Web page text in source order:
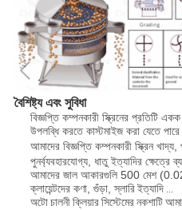
বৈশিষ্ট্য এবং সুবিধা
বিজ্ঞপ্তি কম্পনকারী স্ক্রিনের প্রতিটি
উপলব্ধি করতে কাস্টমাইজ করা যেতে পারে
আমাদের বিজ্ঞপ্তি কম্পনকারী স্ক্রিন খাদ্য,
পুনর্ব্যবহারযোগ্য, ধাতু ইত্যাদির ক্ষেত্রে
আমাদের জাল আকারগুলি 500 মেশ
ক্লায়েন্টদের কণা, গুঁড়া,স্লারি ইত্যাদি ...
অটো চালনী ক্লিয়ার সিস্টেমের নকশাটি